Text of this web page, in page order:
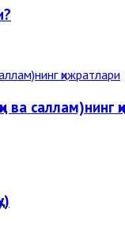
ва саллам)нинг